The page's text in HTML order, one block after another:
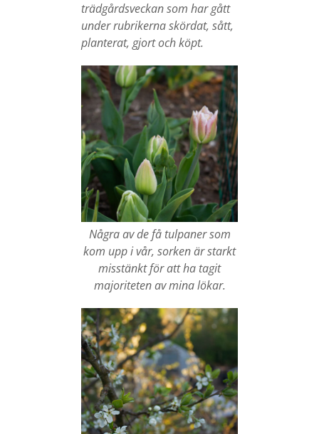
trädgårdsveckan som har gått
under rubrikerna skördat, sått,
planterat, gjort och köpt.
Några av de få tulpaner som
kom upp i vår, sorken är starkt
misstänkt för att ha tagit
majoriteten av mina lökar.